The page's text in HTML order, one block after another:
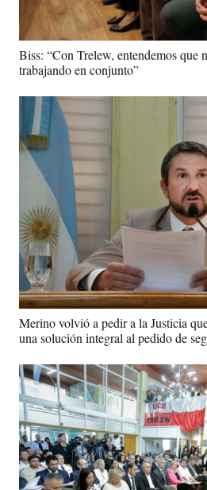
Biss: “Con Trelew, entendemos que
trabajando en conjunto”
Merino volvió a pedir a la Justicia
una solución integral al pedido de